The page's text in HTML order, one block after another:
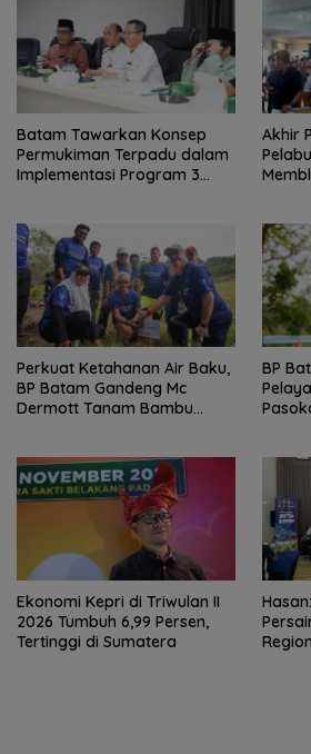
Batam Tawarkan Konsep
Permukiman Terpadu dalam
Implementasi Program 3
Akhir
Perkuat Ketahanan Air Baku,
BP Batam Gandeng Mc
Dermott Tanam Bambu
BP
Ekonomi Kepri di Triwulan II
2026 Tumbuh 6,99 Persen,
Tertinggi di Sumatera